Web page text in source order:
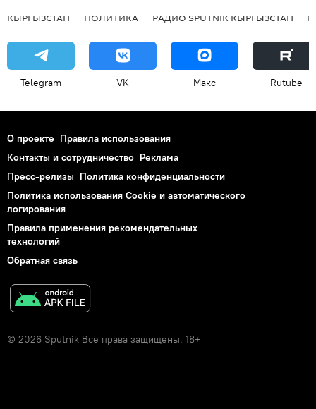
КЫРГЫЗСТАН ПОЛИТИКА РАДИО SPUTNIK КЫРГЫЗСТАН
Telegram VK Макс Rutube
О проекте Правила использования
Контакты и сотрудничество Реклама
Пресс-релизы Политика конфиденциальности
Политика использования Cookie и автоматического
логирования
Правила применения рекомендательных
технологий
Обратная связь
© 2026 Sputnik Все права защищены. 18+